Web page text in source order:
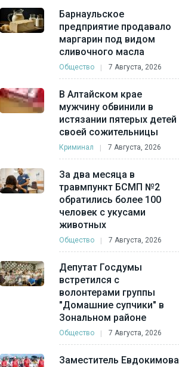
Барнаульское
предприятие продавало
маргарин под видом
сливочного масла
Общество 7 Августа, 2026
В Алтайском крае
мужчину обвинили в
истязании пятерых детей
своей сожительницы
Криминал 7 Августа, 2026
За два месяца в
травмпункт БСМП №2
обратились более 100
человек с укусами
животных
Общество 7 Августа, 2026
Депутат Госдумы
встретился с
волонтерами группы
"Домашние супчики" в
Зональном районе
Общество 7 Августа, 2026
Заместитель Евдокимова